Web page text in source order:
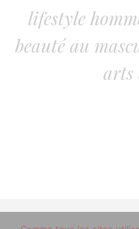
lifestyle
beauté au
arts